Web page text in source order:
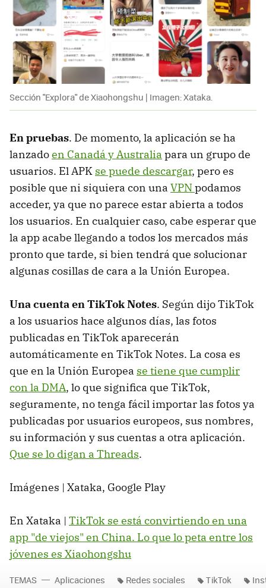
Sección "Explora" de Xiaohongshu | Imagen: Xataka.
En pruebas. De momento, la aplicación se ha
lanzadoen Canadá y Australia para un grupo de
usuarios. El APK se puede descargar, pero es
posible que ni siquiera con una VPNpodamos
acceder, ya que no parece estar abierta a todos
los usuarios. En cualquier caso, cabe esperar que
la app acabe llegando a todos los mercados más
pronto que tarde, si bien tendrá que solucionar
algunas cosillas de cara a la Unión Europea.
Una cuenta en TikTok Notes. Según dijo TikTok
a los usuarios hace algunos días, las fotos
publicadas en TikTok aparecerán
automáticamente en TikTok Notes. La cosa es
que en la Unión Europea se tiene que cumplir
con la DMA, lo que significa que TikTok,
seguramente, no tenga fácil importar las fotos ya
publicadas por usuarios europeos, sus nombres,
su información y sus cuentas a otra aplicación.
Que se lo digan a Threads.
Imágenes | Xataka, Google Play
En Xataka | TikTok se está convirtiendo en una
app "de viejos" en China. Lo que lo peta entre los
jóvenes es Xiaohongshu
TEMAS Aplicaciones Redes sociales TikTok